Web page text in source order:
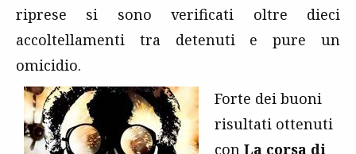
riprese si sono verificati oltre dieci
accoltellamenti tra detenuti e pure un
omicidio.
Forte dei buoni
risultati ottenuti
con La corsa di